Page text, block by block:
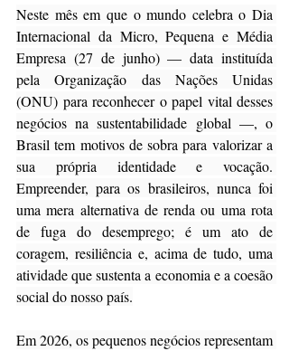
Neste mês em que o mundo celebra o Dia
Internacional da Micro, Pequena e Média
Empresa (27 de junho) — data instituída
pela Organização das Nações Unidas
(ONU) para reconhecer o papel vital desses
negócios na sustentabilidade global —, o
Brasil tem motivos de sobra para valorizar a
sua própria identidade e vocação.
Empreender, para os brasileiros, nunca foi
uma mera alternativa de renda ou uma rota
de fuga do desemprego; é um ato de
coragem, resiliência e, acima de tudo, uma
atividade que sustenta a economia e a coesão
social do nosso país.
Em 2026, os pequenos negócios representam